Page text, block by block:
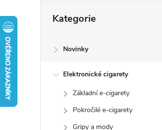
kategorie
Kategorie
Novinky
Elektronické cigarety
Základní e-cigarety
Pokročilé e-cigarety
Gripy a mody